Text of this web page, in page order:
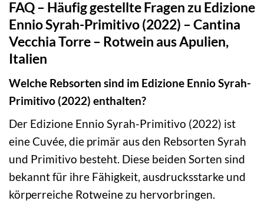
FAQ – Häufig gestellte Fragen zu Edizione
Ennio Syrah-Primitivo (2022) – Cantina
Vecchia Torre – Rotwein aus Apulien,
Italien
Welche Rebsorten sind im Edizione Ennio Syrah-
Primitivo (2022) enthalten?
Der Edizione Ennio Syrah-Primitivo (2022) ist
eine Cuvée, die primär aus den Rebsorten Syrah
und Primitivo besteht. Diese beiden Sorten sind
bekannt für ihre Fähigkeit, ausdrucksstarke und
körperreiche Rotweine zu hervorbringen.